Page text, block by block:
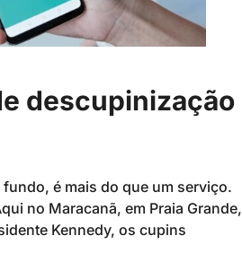
descupinização
é mais do que um serviço.
no Maracanã, em Praia Grande,
Kennedy, os cupins